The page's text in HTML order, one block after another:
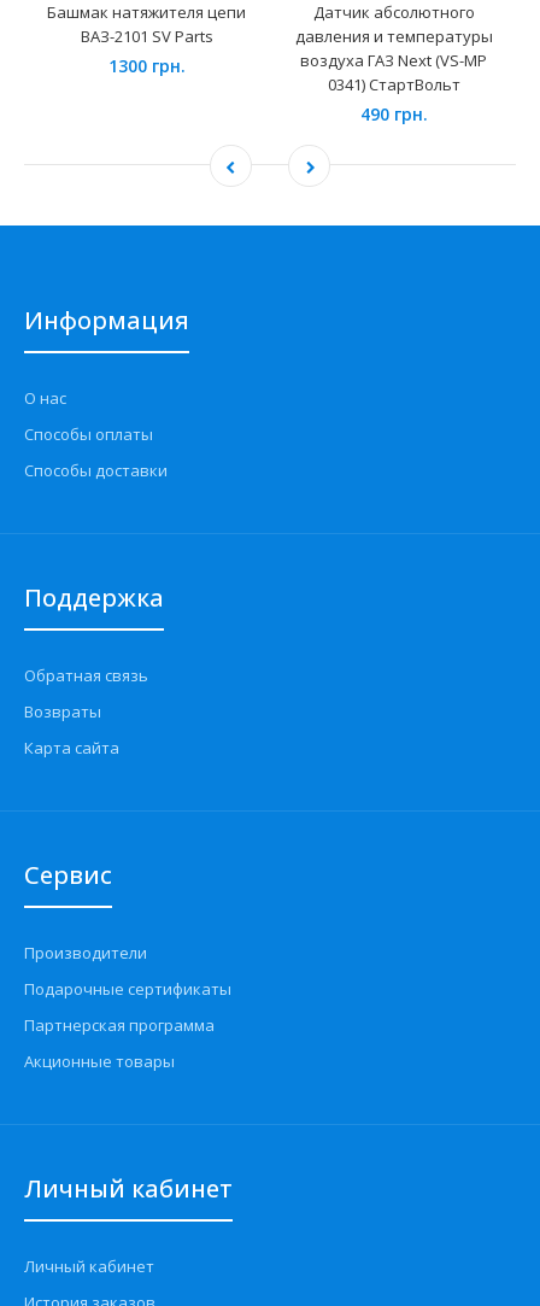
Башмак натяжителя цепи
ВАЗ-2101 SV Parts
1300 грн.
Датчик абсолютного
давления и температуры
воздуха ГАЗ Next (VS-MP
0341) СтартВольт
490 грн.
Информация
О нас
Способы оплаты
Способы доставки
Поддержка
Обратная связь
Возвраты
Карта сайта
Сервис
Производители
Подарочные сертификаты
Партнерская программа
Акционные товары
Личный кабинет
Личный кабинет